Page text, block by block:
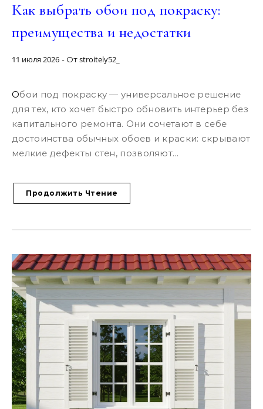
Как выбрать обои под покраску:
преимущества и недостатки
11 июля 2026 - Отstroitely52_
Обои под покраску — универсальное решение
для тех, кто хочет быстро обновить интерьер без
капитального ремонта. Они сочетают в себе
достоинства обычных обоев и краски: скрывают
мелкие дефекты стен, позволяют...
Продолжить Чтение